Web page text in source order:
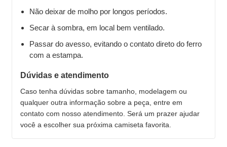
Não deixar de molho por longos períodos.
Secar à sombra, em local bem ventilado.
Passar do avesso, evitando o contato direto do ferro
com a estampa.
Dúvidas e atendimento
Caso tenha dúvidas sobre tamanho, modelagem ou
qualquer outra informação sobre a peça, entre em
contato com nosso atendimento. Será um prazer ajudar
você a escolher sua próxima camiseta favorita.